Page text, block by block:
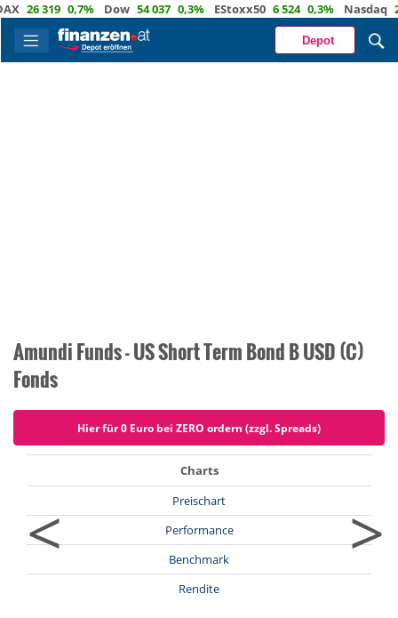
26 319 0,7% Dow 54 037 0,3% EStoxx50 6 524 0,3% Nasdaq 29
Depot
Amundi Funds - US Short Term Bond B USD (C)
Fonds
Hier für 0 Euro bei ZERO ordern (zzgl. Spreads)
<
Charts
Preischart
Performance
Benchmark
Rendite
>